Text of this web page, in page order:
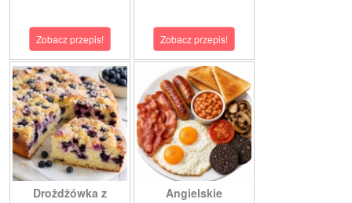
Zobacz przepis! Zobacz przepis!
Drożdżówka z
Angielskie